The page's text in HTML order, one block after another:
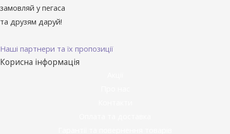
замовляй у пегаса
та друзям даруй!
Наші партнери та їх пропозиції
Корисна інформація